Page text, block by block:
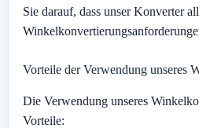
Sie darauf, dass unser Konverter
Vorteile der Verwendung unseres
Die Verwendung unseres
Vorteile: